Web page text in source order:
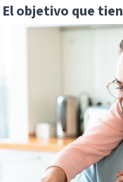
El objetivo que